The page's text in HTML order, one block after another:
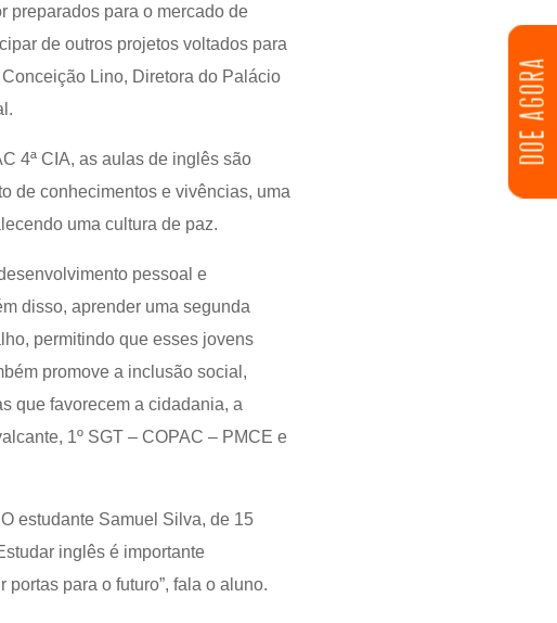
DOE AGORA
preparados para o mercado de
de outros projetos voltados para
Lino, Diretora do Palácio
4ª CIA, as aulas de inglês são
de conhecimentos e vivências, uma
uma cultura de paz.
pessoal e
disso, aprender uma segunda
permitindo que esses jovens
promove a inclusão social,
que favorecem a cidadania, a
1º SGT – COPAC – PMCE e
estudante Samuel Silva, de 15
inglês é importante
para o futuro”, fala o aluno.